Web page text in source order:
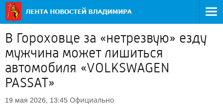
В Гороховце за «нетрезвую» езду
мужчина может лишиться
автомобиля «VOLKSWAGEN
PASSAT»
19 мая 2026, 13:45 Официально